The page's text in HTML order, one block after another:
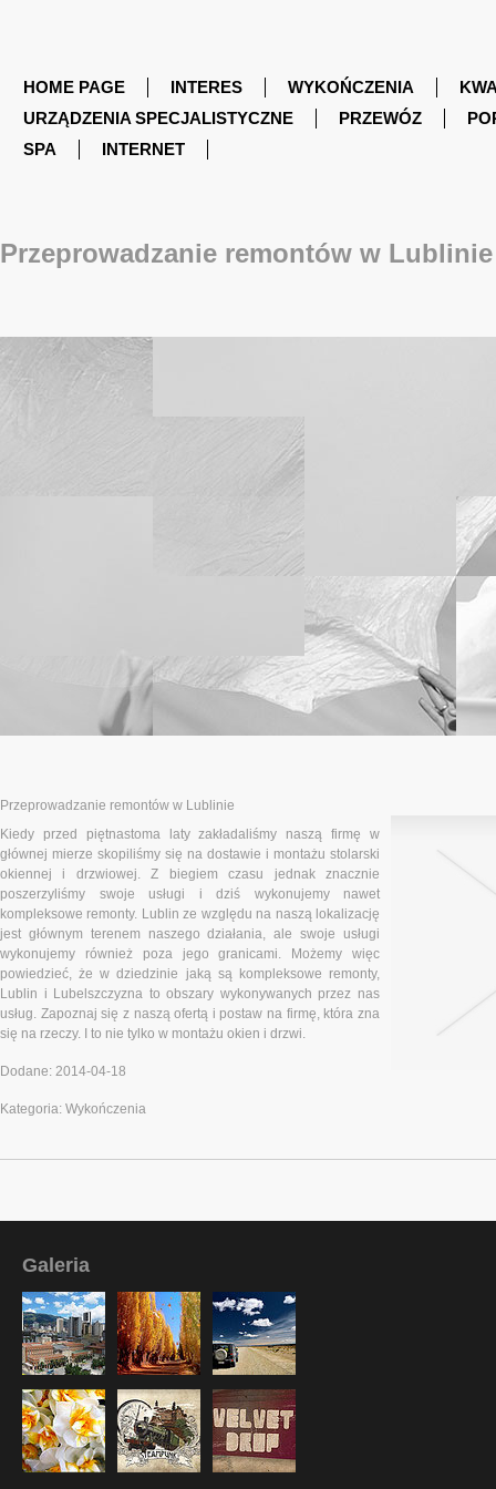
HOME PAGE INTERES WYKOŃCZENIA
URZĄDZENIA SPECJALISTYCZNE
PRZEWÓZ
SPA
INTERNET
Przeprowadzanie remontów w Lublinie
Przeprowadzanie remontów w Lublinie
Kiedy przed piętnastoma laty zakładaliśmy naszą firmę w
głównej mierze skopiliśmy się na dostawie i montażu stolarski
okiennej i drzwiowej. Z biegiem czasu jednak znacznie
poszerzyliśmy swoje usługi i dziś wykonujemy nawet
kompleksowe remonty. Lublin ze względu na naszą lokalizację
jest głównym terenem naszego działania, ale swoje usługi
wykonujemy również poza jego granicami. Możemy więc
powiedzieć, że w dziedzinie jaką są kompleksowe remonty,
Lublin i Lubelszczyzna to obszary wykonywanych przez nas
usług. Zapoznaj się z naszą ofertą i postaw na firmę, która zna
się na rzeczy. I to nie tylko w montażu okien i drzwi.
Dodane: 2014-04-18
Kategoria: Wykończenia
Galeria